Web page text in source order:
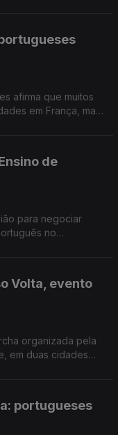
afirma que muitos
em França, mas
de
para negociar
no
Volta, evento
organizada pela
em duas cidades
portugueses